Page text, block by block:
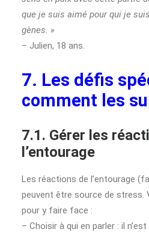
que je suis aimé pour qui je
gènes. »
– Julien, 18 ans.
7. Les défis
comment les
7.1. Gérer les
l’entourage
Les réactions de l’entourage
peuvent être source de stress.
pour y faire face :
– Choisir à qui en parler : il